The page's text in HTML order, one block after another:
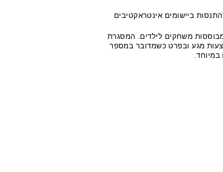
ביישומים אינטראקטיבים
משחקים לילדים. המסגרת
מגע ובפרט כשמדובר במספר
במיוחד.